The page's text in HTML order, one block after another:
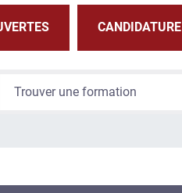
CANDIDATURE